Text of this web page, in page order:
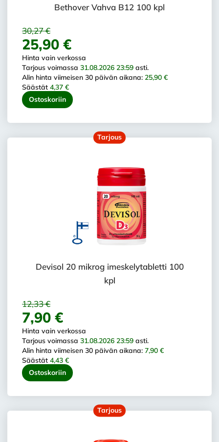
Bethover Vahva B12 100 kpl
30,27 €
25,90 €
Hinta vain verkossa
Tarjous voimassa 31.08.2026 23:59 asti.
Alin hinta viimeisen 30 päivän aikana: 25,90 €
Säästät 4,37 €
Ostoskoriin
Tarjous
Devisol 20 mikrog imeskelytabletti 100
kpl
12,33 €
7,90 €
Hinta vain verkossa
Tarjous voimassa 31.08.2026 23:59 asti.
Alin hinta viimeisen 30 päivän aikana: 7,90 €
Säästät 4,43 €
Ostoskoriin
Tarjous